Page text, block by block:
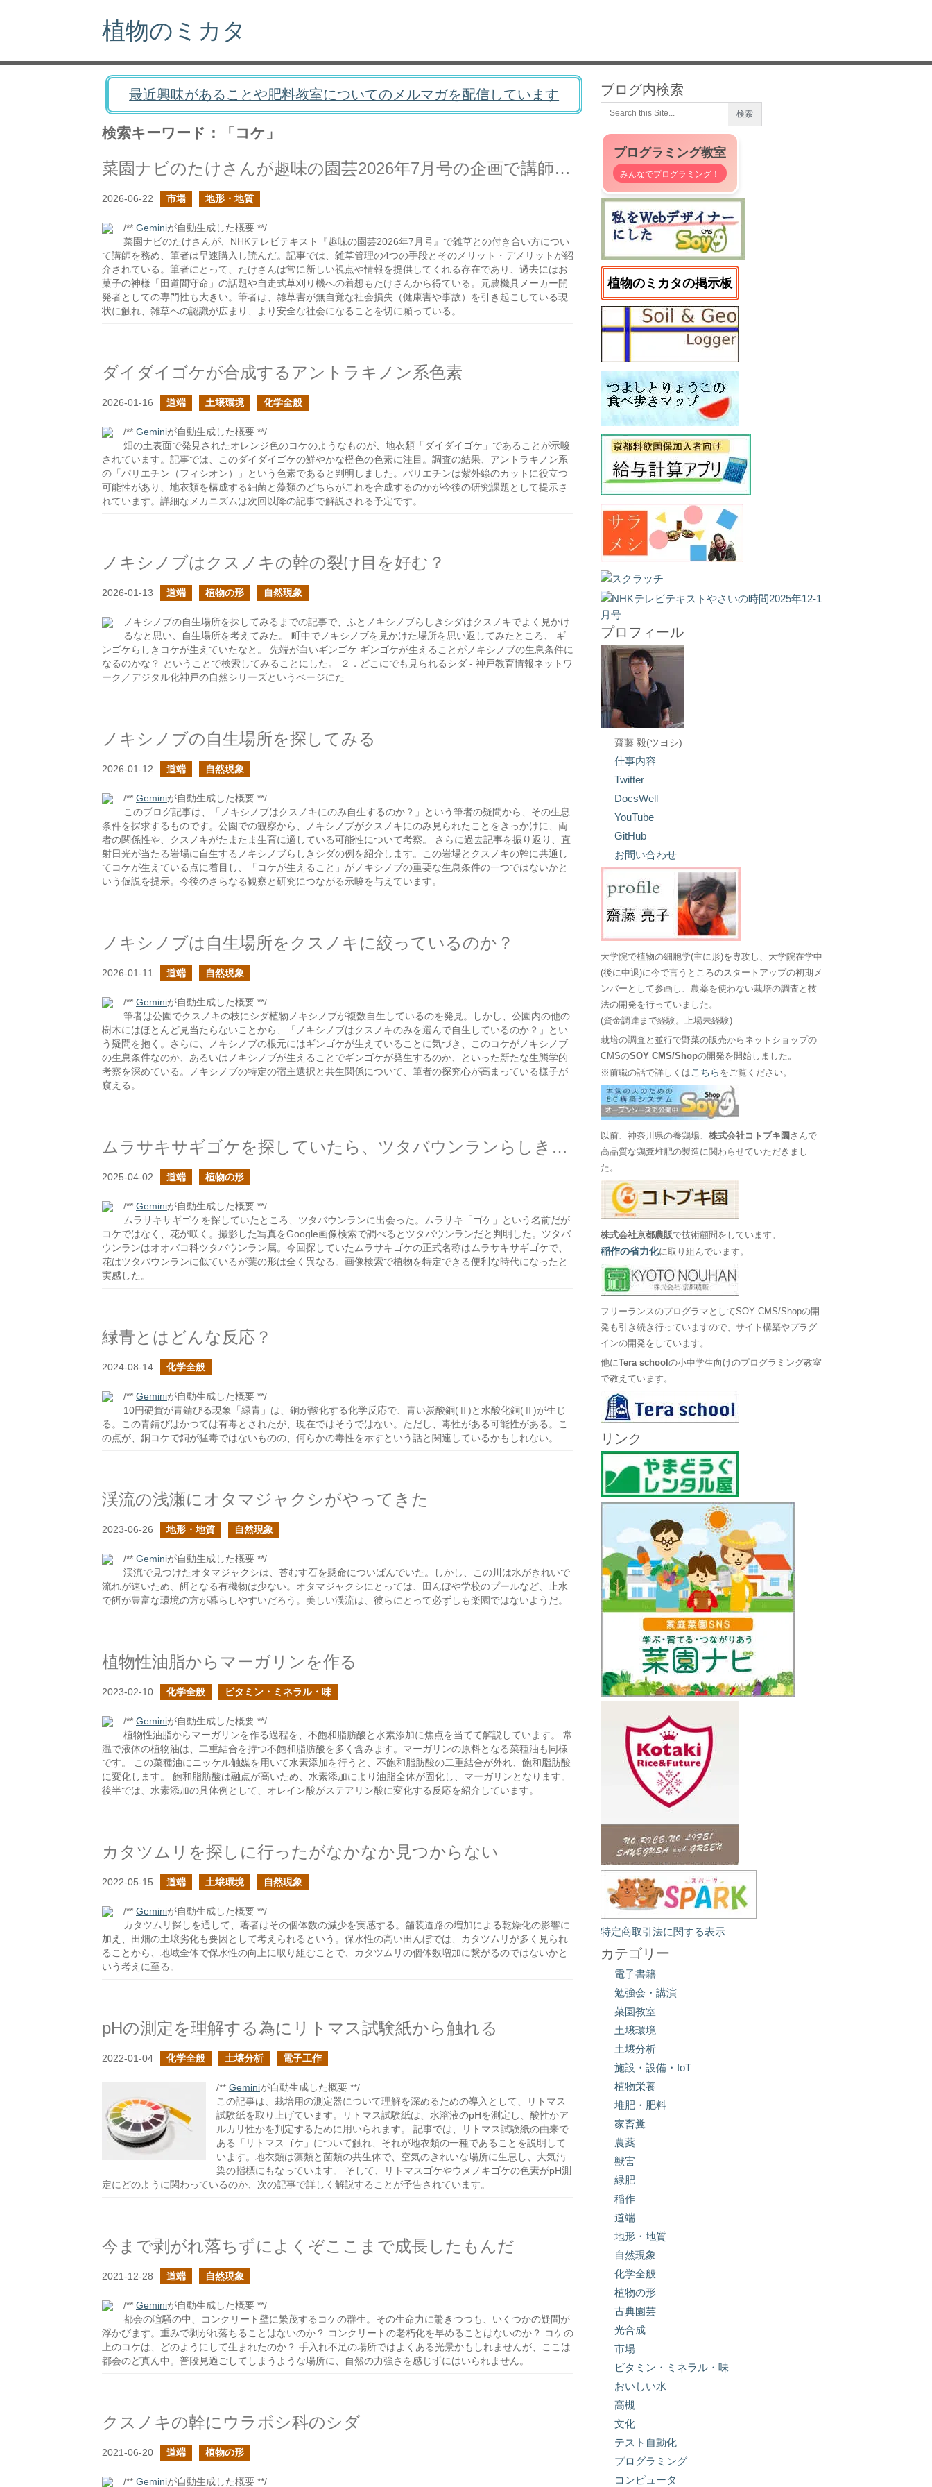
植物のミカタ
最近興味があることや肥料教室についてのメルマガを配信しています
検索キーワード：「コケ」
菜園ナビのたけさんが趣味の園芸2026年7月号の企画で講師をされていたので購入した
2026-06-22 市場 地形・地質
/** Geminiが自動生成した概要 **/
菜園ナビのたけさんが、NHKテレビテキスト『趣味の園芸2026年7月号』で雑草との付き合い方につい
て講師を務め、筆者は早速購入し読んだ。記事では、雑草管理の4つの手段とそのメリット・デメリットが紹
介されている。筆者にとって、たけさんは常に新しい視点や情報を提供してくれる存在であり、過去にはお
菓子の神様「田道間守命」の話題や自走式草刈り機への着想もたけさんから得ている。元農機具メーカー開
発者としての専門性も大きい。筆者は、雑草害が無自覚な社会損失（健康害や事故）を引き起こしている現
状に触れ、雑草への認識が広まり、より安全な社会になることを切に願っている。
ダイダイゴケが合成するアントラキノン系色素
2026-01-16 道端 土壌環境 化学全般
/** Geminiが自動生成した概要 **/
畑の土表面で発見されたオレンジ色のコケのようなものが、地衣類「ダイダイゴケ」であることが示唆
されています。記事では、このダイダイゴケの鮮やかな橙色の色素に注目。調査の結果、アントラキノン系
の「パリエチン（フィシオン）」という色素であると判明しました。パリエチンは紫外線のカットに役立つ
可能性があり、地衣類を構成する細菌と藻類のどちらがこれを合成するのかが今後の研究課題として提示さ
れています。詳細なメカニズムは次回以降の記事で解説される予定です。
ノキシノブはクスノキの幹の裂け目を好む？
2026-01-13 道端 植物の形 自然現象
ノキシノブの自生場所を探してみるまでの記事で、ふとノキシノブらしきシダはクスノキでよく見かけ
るなと思い、自生場所を考えてみた。 町中でノキシノブを見かけた場所を思い返してみたところ、 ギ
ンゴケらしきコケが生えていたなと。 先端が白いギンゴケ ギンゴケが生えることがノキシノブの生息条件に
なるのかな？ ということで検索してみることにした。 ２．どこにでも見られるシダ - 神戸教育情報ネットワ
ーク／デジタル化神戸の自然シリーズというページにた
ノキシノブの自生場所を探してみる
2026-01-12 道端 自然現象
/** Geminiが自動生成した概要 **/
このブログ記事は、「ノキシノブはクスノキにのみ自生するのか？」という筆者の疑問から、その生息
条件を探求するものです。公園での観察から、ノキシノブがクスノキにのみ見られたことをきっかけに、両
者の関係性や、クスノキがたまたま生育に適している可能性について考察。 さらに過去記事を振り返り、直
射日光が当たる岩場に自生するノキシノブらしきシダの例を紹介します。この岩場とクスノキの幹に共通し
てコケが生えている点に着目し、「コケが生えること」がノキシノブの重要な生息条件の一つではないかと
いう仮説を提示。今後のさらなる観察と研究につながる示唆を与えています。
ノキシノブは自生場所をクスノキに絞っているのか？
2026-01-11 道端 自然現象
/** Geminiが自動生成した概要 **/
筆者は公園でクスノキの枝にシダ植物ノキシノブが複数自生しているのを発見。しかし、公園内の他の
樹木にはほとんど見当たらないことから、「ノキシノブはクスノキのみを選んで自生しているのか？」とい
う疑問を抱く。さらに、ノキシノブの根元にはギンゴケが生えていることに気づき、このコケがノキシノブ
の生息条件なのか、あるいはノキシノブが生えることでギンゴケが発生するのか、といった新たな生態学的
考察を深めている。ノキシノブの特定の宿主選択と共生関係について、筆者の探究心が高まっている様子が
窺える。
ムラサキサギゴケを探していたら、ツタバウンランらしき草に出会った
2025-04-02 道端 植物の形
/** Geminiが自動生成した概要 **/
ムラサキサギゴケを探していたところ、ツタバウンランに出会った。ムラサキ「ゴケ」という名前だが
コケではなく、花が咲く。撮影した写真をGoogle画像検索で調べるとツタバウンランだと判明した。ツタバ
ウンランはオオバコ科ツタバウンラン属。今回探していたムラサキゴケの正式名称はムラサキサギゴケで、
花はツタバウンランに似ているが葉の形は全く異なる。画像検索で植物を特定できる便利な時代になったと
実感した。
緑青とはどんな反応？
2024-08-14 化学全般
/** Geminiが自動生成した概要 **/
10円硬貨が青錆びる現象「緑青」は、銅が酸化する化学反応で、青い炭酸銅(Ⅱ)と水酸化銅(Ⅱ)が生じ
る。この青錆びはかつては有毒とされたが、現在ではそうではない。ただし、毒性がある可能性がある。こ
の点が、銅コケで銅が猛毒ではないものの、何らかの毒性を示すという話と関連しているかもしれない。
渓流の浅瀬にオタマジャクシがやってきた
2023-06-26 地形・地質 自然現象
/** Geminiが自動生成した概要 **/
渓流で見つけたオタマジャクシは、苔むす石を懸命についばんでいた。しかし、この川は水がきれいで
流れが速いため、餌となる有機物は少ない。オタマジャクシにとっては、田んぼや学校のプールなど、止水
で餌が豊富な環境の方が暮らしやすいだろう。美しい渓流は、彼らにとって必ずしも楽園ではないようだ。
植物性油脂からマーガリンを作る
2023-02-10 化学全般 ビタミン・ミネラル・味
/** Geminiが自動生成した概要 **/
植物性油脂からマーガリンを作る過程を、不飽和脂肪酸と水素添加に焦点を当てて解説しています。 常
温で液体の植物油は、二重結合を持つ不飽和脂肪酸を多く含みます。マーガリンの原料となる菜種油も同様
です。 この菜種油にニッケル触媒を用いて水素添加を行うと、不飽和脂肪酸の二重結合が外れ、飽和脂肪酸
に変化します。 飽和脂肪酸は融点が高いため、水素添加により油脂全体が固化し、マーガリンとなります。
後半では、水素添加の具体例として、オレイン酸がステアリン酸に変化する反応を紹介しています。
カタツムリを探しに行ったがなかなか見つからない
2022-05-15 道端 土壌環境 自然現象
/** Geminiが自動生成した概要 **/
カタツムリ探しを通して、著者はその個体数の減少を実感する。舗装道路の増加による乾燥化の影響に
加え、田畑の土壌劣化も要因として考えられるという。保水性の高い田んぼでは、カタツムリが多く見られ
ることから、地域全体で保水性の向上に取り組むことで、カタツムリの個体数増加に繋がるのではないかと
いう考えに至る。
pHの測定を理解する為にリトマス試験紙から触れる
2022-01-04 化学全般 土壌分析 電子工作
/** Geminiが自動生成した概要 **/
この記事は、栽培用の測定器について理解を深めるための導入として、リトマス
試験紙を取り上げています。リトマス試験紙は、水溶液のpHを測定し、酸性かア
ルカリ性かを判定するために用いられます。 記事では、リトマス試験紙の由来で
ある「リトマスゴケ」について触れ、それが地衣類の一種であることを説明して
います。地衣類は藻類と菌類の共生体で、空気のきれいな場所に生息し、大気汚
染の指標にもなっています。 そして、リトマスゴケやウメノキゴケの色素がpH測
定にどのように関わっているのか、次の記事で詳しく解説することが予告されています。
今まで剥がれ落ちずによくぞここまで成長したもんだ
2021-12-28 道端 自然現象
/** Geminiが自動生成した概要 **/
都会の喧騒の中、コンクリート壁に繁茂するコケの群生。その生命力に驚きつつも、いくつかの疑問が
浮かびます。重みで剥がれ落ちることはないのか？ コンクリートの老朽化を早めることはないのか？ コケの
上のコケは、どのようにして生まれたのか？ 手入れ不足の場所ではよくある光景かもしれませんが、ここは
都会のど真ん中。普段見過ごしてしまうような場所に、自然の力強さを感じずにはいられません。
クスノキの幹にウラボシ科のシダ
2021-06-20 道端 植物の形
/** Geminiが自動生成した概要 **/
ブログ内検索
プログラミング教室
みんなでプログラミング！
植物のミカタの掲示板
プロフィール
齋藤 毅(ツヨシ)
仕事内容
Twitter
DocsWell
YouTube
GitHub
お問い合わせ
大学院で植物の細胞学(主に形)を専攻し、大学院在学中
(後に中退)に今で言うところのスタートアップの初期メ
ンバーとして参画し、農薬を使わない栽培の調査と技
法の開発を行っていました。
(資金調達まで経験。上場未経験)
栽培の調査と並行で野菜の販売からネットショップの
CMSのSOY CMS/Shopの開発を開始しました。
※前職の話で詳しくは こちら をご覧ください。
以前、神奈川県の養鶏場、株式会社コトブキ園 さんで
高品質な鶏糞堆肥の製造に関わらせていただきまし
た。
株式会社京都農販で技術顧問をしています。
稲作の省力化に取り組んでいます。
フリーランスのプログラマとしてSOY CMS/Shopの開
発も引き続き行っていますので、サイト構築やプラグ
インの開発をしています。
他にTera schoolの小中学生向けのプログラミング教室
で教えています。
リンク
特定商取引法に関する表示
カテゴリー
電子書籍
勉強会・講演
菜園教室
土壌環境
土壌分析
施設・設備・IoT
植物栄養
堆肥・肥料
家畜糞
農薬
獣害
緑肥
稲作
道端
地形・地質
自然現象
化学全般
植物の形
古典園芸
光合成
市場
ビタミン・ミネラル・味
おいしい水
高槻
文化
テスト自動化
プログラミング
コンピュータ